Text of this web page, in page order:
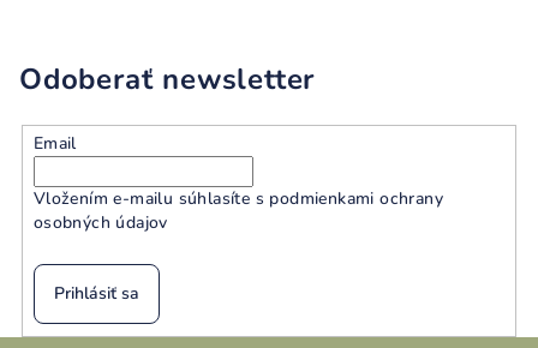
Odoberať newsletter
Email
Vložením e-mailu súhlasíte s podmienkami ochrany
osobných údajov
Prihlásiť sa